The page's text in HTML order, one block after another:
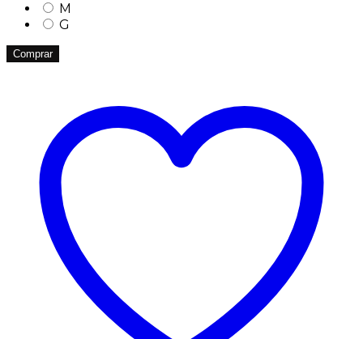
M
G
Comprar